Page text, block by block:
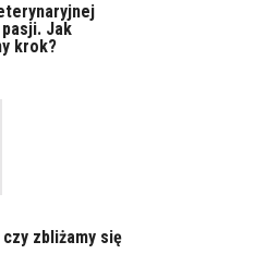
Jak
krok?
zbliżamy się